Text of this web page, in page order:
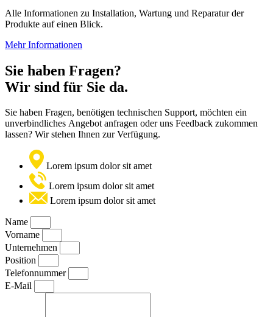
Alle Informationen zu Installation, Wartung und Reparatur der
Produkte auf einen Blick.
Mehr Informationen
Sie haben Fragen?
Wir sind für Sie da.
Sie haben Fragen, benötigen technischen Support, möchten ein
unverbindliches Angebot anfragen oder uns Feedback zukommen
lassen? Wir stehen Ihnen zur Verfügung.
Lorem ipsum dolor sit amet
Lorem ipsum dolor sit amet
Lorem ipsum dolor sit amet
Name
Vorname
Unternehmen
Position
Telefonnummer
E-Mail